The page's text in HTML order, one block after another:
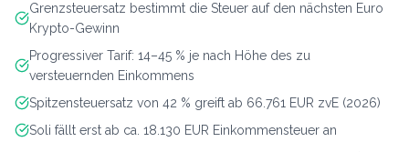
Grenzsteuersatz bestimmt die Steuer auf den nächsten Euro
Krypto-Gewinn
Progressiver Tarif: 14–45 % je nach Höhe des zu
versteuernden Einkommens
Spitzensteuersatz von 42 % greift ab 66.761 EUR zvE (2026)
Soli fällt erst ab ca. 18.130 EUR Einkommensteuer an